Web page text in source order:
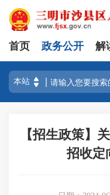
首页 政务公开 解
【招生政策】
招收定